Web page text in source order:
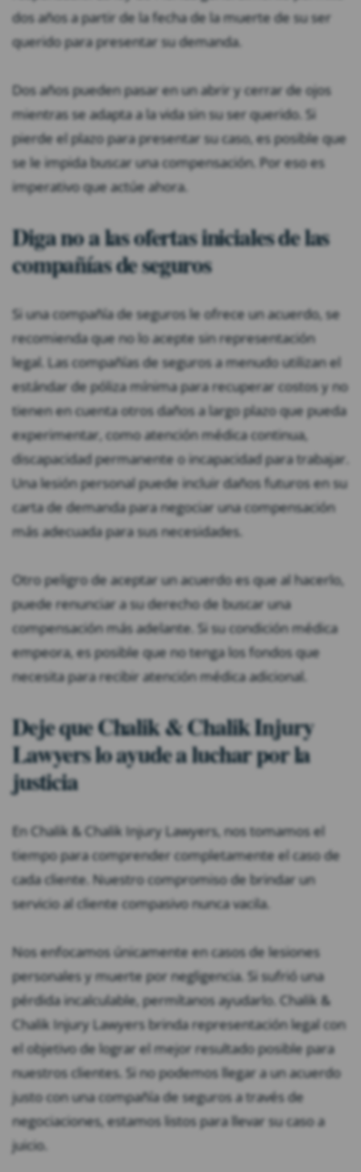
dos años a partir de la fecha de la muerte de su ser
querido para presentar su demanda.
Dos años pueden pasar en un abrir y cerrar de ojos
mientras se adapta a la vida sin su ser querido. Si
pierde el plazo para presentar su caso, es posible que
se le impida buscar una compensación. Por eso es
imperativo que actúe ahora.
Diga no a las ofertas iniciales de las
compañías de seguros
Si una compañía de seguros le ofrece un acuerdo, se
recomienda que no lo acepte sin representación
legal. Las compañías de seguros a menudo utilizan el
estándar de póliza mínima para recuperar costos y no
tienen en cuenta otros daños a largo plazo que pueda
experimentar, como atención médica continua,
discapacidad permanente o incapacidad para trabajar.
Una lesión personal puede incluir daños futuros en su
carta de demanda para negociar una compensación
más adecuada para sus necesidades.
Otro peligro de aceptar un acuerdo es que al hacerlo,
puede renunciar a su derecho de buscar una
compensación más adelante. Si su condición médica
empeora, es posible que no tenga los fondos que
necesita para recibir atención médica adicional.
Deje que Chalik & Chalik Injury
Lawyers lo ayude a luchar por la
justicia
En Chalik & Chalik Injury Lawyers, nos tomamos el
tiempo para comprender completamente el caso de
cada cliente. Nuestro compromiso de brindar un
servicio al cliente compasivo nunca vacila.
Nos enfocamos únicamente en casos de lesiones
personales y muerte por negligencia. Si sufrió una
pérdida incalculable, permítanos ayudarlo. Chalik &
Chalik Injury Lawyers brinda representación legal con
el objetivo de lograr el mejor resultado posible para
nuestros clientes. Si no podemos llegar a un acuerdo
justo con una compañía de seguros a través de
negociaciones, estamos listos para llevar su caso a
juicio.